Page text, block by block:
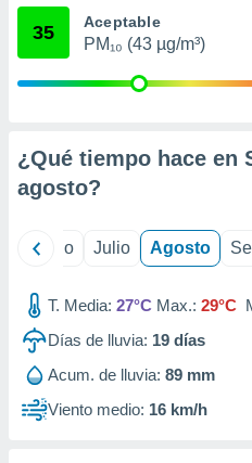
e
publicidad
1199
35 Aceptable
PM₁₀ (43 µg/m³)
¿Qué tiempo hace en
agosto?
Junio Julio Agosto
T. Media: 27°C Max.: 29°C
Días de lluvia: 19 días
Acum. de lluvia: 89 mm
Viento medio: 16 km/h